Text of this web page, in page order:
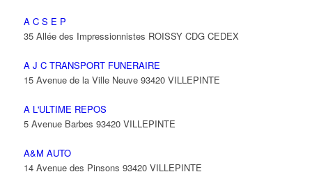
A C S E P
35 Allée des Impressionnistes ROISSY CDG CEDEX
A J C TRANSPORT FUNERAIRE
15 Avenue de la Ville Neuve 93420 VILLEPINTE
A L'ULTIME REPOS
5 Avenue Barbes 93420 VILLEPINTE
A&M AUTO
14 Avenue des Pinsons 93420 VILLEPINTE